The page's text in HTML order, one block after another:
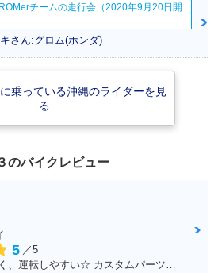
年 FTR トリ
コロールカラー・マ
2002年 FTR223
年 FTR・カラ
チェンジ
チームの走行会（2020年9月20日開
さん:グロム(ホンダ)
乗っている沖縄のライダーを見
る
のバイクレビュー
5 ／5